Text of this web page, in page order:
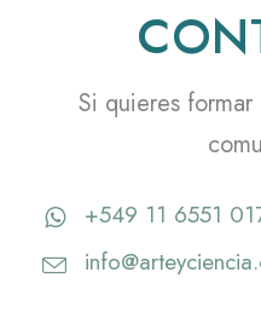
Si quieres
+549 11 6551